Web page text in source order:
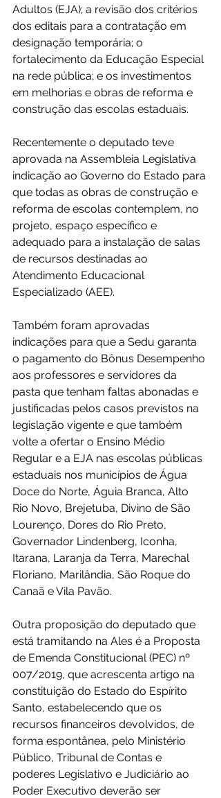
Adultos (EJA); a revisão dos critérios
dos editais para a contratação em
designação temporária; o
fortalecimento da Educação Especial
na rede pública; e os investimentos
em melhorias e obras de reforma e
construção das escolas estaduais.
Recentemente o deputado teve
aprovada na Assembleia Legislativa
indicação ao Governo do Estado para
que todas as obras de construção e
reforma de escolas contemplem, no
projeto, espaço específico e
adequado para a instalação de salas
de recursos destinadas ao
Atendimento Educacional
Especializado (AEE).
Também foram aprovadas
indicações para que a Sedu garanta
o pagamento do Bônus Desempenho
aos professores e servidores da
pasta que tenham faltas abonadas e
justificadas pelos casos previstos na
legislação vigente e que também
volte a ofertar o Ensino Médio
Regular e a EJA nas escolas públicas
estaduais nos municípios de Água
Doce do Norte, Águia Branca, Alto
Rio Novo, Brejetuba, Divino de São
Lourenço, Dores do Rio Preto,
Governador Lindenberg, Iconha,
Itarana, Laranja da Terra, Marechal
Floriano, Marilândia, São Roque do
Canaã e Vila Pavão.
Outra proposição do deputado que
está tramitando na Ales é a Proposta
de Emenda Constitucional (PEC) nº
007/2019, que acrescenta artigo na
constituição do Estado do Espírito
Santo, estabelecendo que os
recursos financeiros devolvidos, de
forma espontânea, pelo Ministério
Público, Tribunal de Contas e
poderes Legislativo e Judiciário ao
Poder Executivo deverão ser